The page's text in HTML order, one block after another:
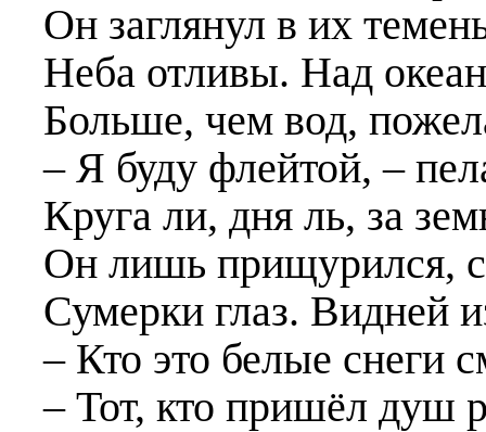
Он заглянул в их
Неба отливы. Над
Больше, чем вод,
– Я буду флейтой, –
Круга ли, дня ль, за
Он лишь прищурился,
Сумерки глаз. Видней
– Кто это белые снеги
– Тот, кто пришёл душ